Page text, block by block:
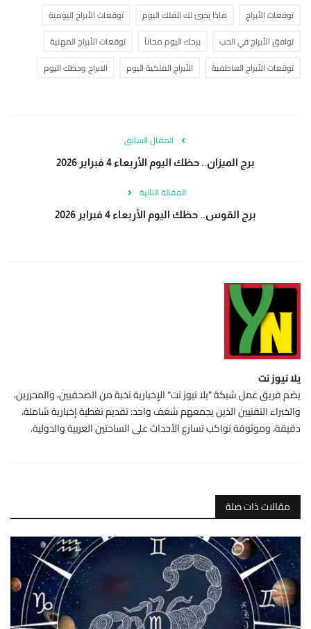
توقعات الأبراج ماذا يخبئ لك الفلك اليوم
توقعات الأبراج اليومية
توافق الأبراج في الحب
برجك اليوم مجاناً
توقعات الأبراج المهنية
توقعات الأبراج العاطفية
الأبراج الفلكية اليوم الابراج وحظك اليوم
المقال السابق
برج الميزان.. حظك اليوم الأربعاء 4 فبراير 2026
المقالة التالية
برج القوس.. حظك اليوم الأربعاء 4 فبراير 2026
يلا نيوز نت
يضم فريق عمل شبكة "يلا نيوز نت" الإخبارية نخبة من الصحفيين، والمحررين،
والخبراء التقنيين الذين يجمعهم شغف واحد: تقديم تغطية إخبارية شاملة،
دقيقة، وموثوقة تواكب تسارع الأحداث على الساحتين العربية والدولية.
مقالات ذات صلة